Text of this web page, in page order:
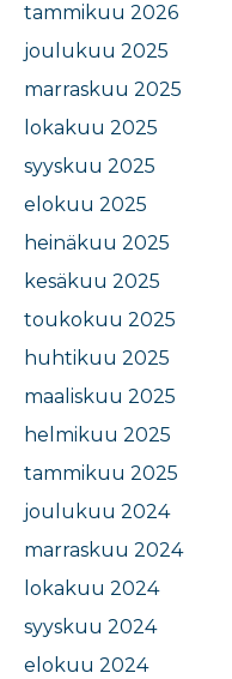
tammikuu 2026
joulukuu 2025
marraskuu 2025
lokakuu 2025
syyskuu 2025
elokuu 2025
heinäkuu 2025
kesäkuu 2025
toukokuu 2025
huhtikuu 2025
maaliskuu 2025
helmikuu 2025
tammikuu 2025
joulukuu 2024
marraskuu 2024
lokakuu 2024
syyskuu 2024
elokuu 2024